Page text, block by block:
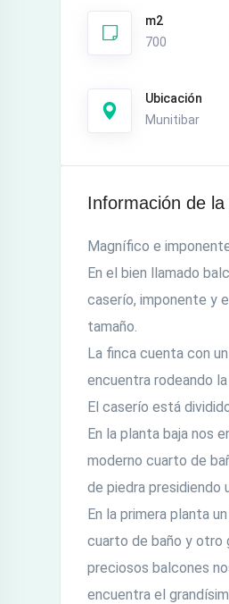
m2
700
Ubicación
Munitibar
Información de la
Magnífico e
En el bien llamado
caserío, imponente y
tamaño.
La finca cuenta con
encuentra rodeando
El caserío está
En la planta baja nos
moderno cuarto de
de piedra presidiendo
En la primera planta
cuarto de baño y otro
preciosos balcones
encuentra el